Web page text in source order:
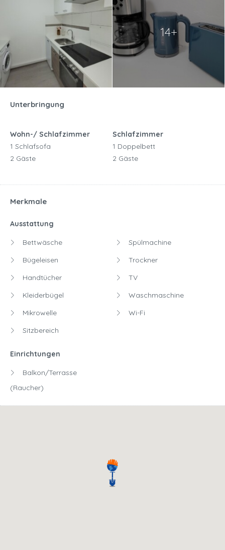
14+
Unterbringung
Wohn-/ Schlafzimmer
1 Schlafsofa
2 Gäste
Schlafzimmer
1 Doppelbett
2 Gäste
Merkmale
Ausstattung
Bettwäsche
Bügeleisen
Handtücher
Kleiderbügel
Mikrowelle
Sitzbereich
Spülmachine
Trockner
TV
Waschmaschine
Wi-Fi
Einrichtungen
Balkon/Terrasse
(Raucher)